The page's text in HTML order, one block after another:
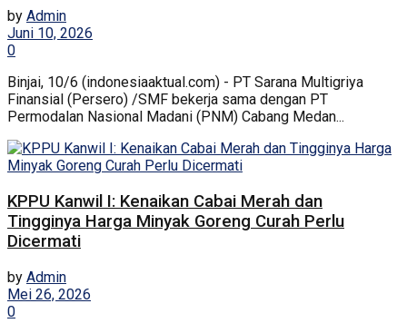
by Admin
Juni 10, 2026
0
Binjai, 10/6 (indonesiaaktual.com) - PT Sarana Multigriya
Finansial (Persero) /SMF bekerja sama dengan PT
Permodalan Nasional Madani (PNM) Cabang Medan...
KPPU Kanwil I: Kenaikan Cabai Merah dan
Tingginya Harga Minyak Goreng Curah Perlu
Dicermati
by Admin
Mei 26, 2026
0